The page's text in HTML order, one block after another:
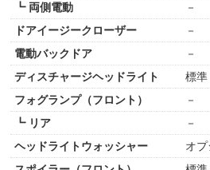
┗ 両側電動
－
ドアイージークローザー
－
電動バックドア
－
ディスチャージヘッドライト
標準
フォグランプ（フロント）
－
┗ リア
－
ヘッドライトウォッシャー
オ